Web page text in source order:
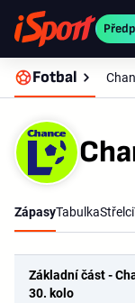
Fotbal
ZápasyTabulkaStřelci
Základní část -
30. kolo